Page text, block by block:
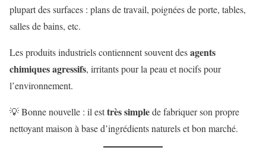
plupart des surfaces : plans de travail, poignées de porte, tables,
salles de bains, etc.
Les produits industriels contiennent souvent desagents
chimiques agressifs, irritants pour la peau et nocifs pour
l’environnement.
💡 Bonne nouvelle : il esttrès simplede fabriquer son propre
nettoyant maison à base d’ingrédients naturels et bon marché.